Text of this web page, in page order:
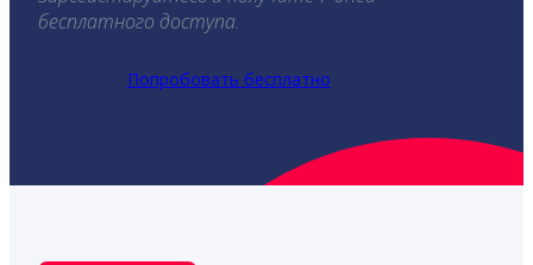
бесплатного доступа.
Попробовать бесплатно